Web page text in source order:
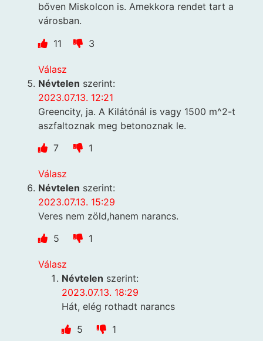
bőven Miskolcon is. Amekkora rendet tart a
városban.
11
3
Válasz
Névtelen szerint:
2023.07.13. 12:21
Greencity, ja. A Kilátónál is vagy 1500 m^2-t
aszfaltoznak meg betonoznak le.
7
1
Válasz
Névtelen szerint:
2023.07.13. 15:29
Veres nem zöld,hanem narancs.
5
1
Válasz
Névtelen szerint:
2023.07.13. 18:29
Hát, elég rothadt narancs
5
1